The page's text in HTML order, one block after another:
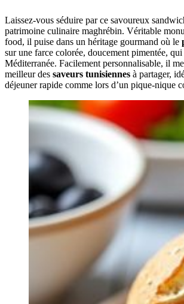
Laissez-vous séduire par ce savoureux
patrimoine culinaire maghrébin. Véritable
food, il puise dans un héritage gourmand où le
sur une farce colorée, doucement pimentée,
Méditerranée. Facilement personnalisable, il
meilleur des saveurs tunisiennes à partager,
déjeuner rapide comme lors d’un pique-nique